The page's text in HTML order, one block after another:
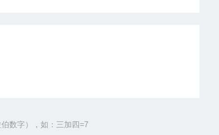
数字），如：三加四=7